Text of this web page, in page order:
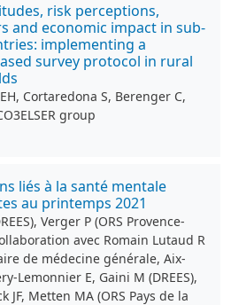
risk perceptions,
and economic impact in sub-
implementing a
survey protocol in rural
Cortaredona S, Berenger C,
group
liés à la santé mentale
au printemps 2021
Verger P (ORS Provence-
avec Romain Lutaud R
de médecine générale, Aix-
Lemonnier E, Gaini M (DREES),
JF, Metten MA (ORS Pays de la